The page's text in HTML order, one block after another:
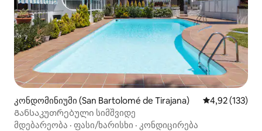
კონდომინიუმი (San Bartolomé de Tirajana) საშუალო
4,92 (133)
Განსაკუთრებული სიმშვიდე
მდებარეობა · ფასი/ხარისხი · კონდიცირება